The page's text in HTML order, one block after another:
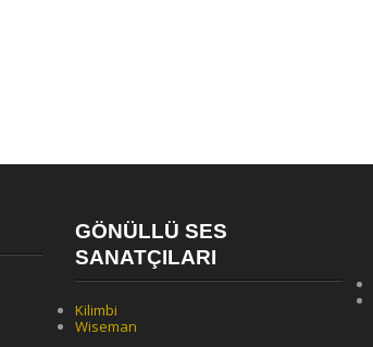
GÖNÜLLÜ SES
SANATÇILARI
Kilimbi
Wiseman